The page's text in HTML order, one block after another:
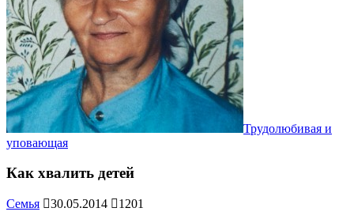
Трудолюбивая и
уповающая
Как хвалить детей
Семья 30.05.2014
1201